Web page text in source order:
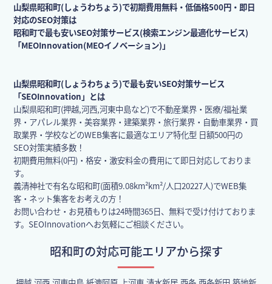
山梨県昭和町(しょうわちょう)で初期費用無料・低価格500円・即日
対応のSEO対策は
昭和町で最も安いSEO対策サービス(検索エンジン最適化サービス)
「MEOInnovation(MEOイノベーション)」
山梨県昭和町(しょうわちょう)で最も安いSEO対策サービス
「SEOInnovation」とは
山梨県昭和町(押越,河西,河東中島など)で不動産業界・医療/福祉業
界・アパレル業界・美容業界・建築業界・旅行業界・自動車業界・買
取業界・学校などのWEB集客に最適なエリア特化型 日額500円の
SEO対策実績多数！
初期費用無料(0円)・格安・激安料金の費用にて即日対応しておりま
す。
義清神社で有名な昭和町(面積9.08km²km²/人口20227人)でWEB集
客・ネット集客をお考えの方！
お問い合わせ・お見積もりは24時間365日、無料で受け付けておりま
す。SEOInnovationへお気軽にご相談ください。
昭和町の対応可能エリアから探す